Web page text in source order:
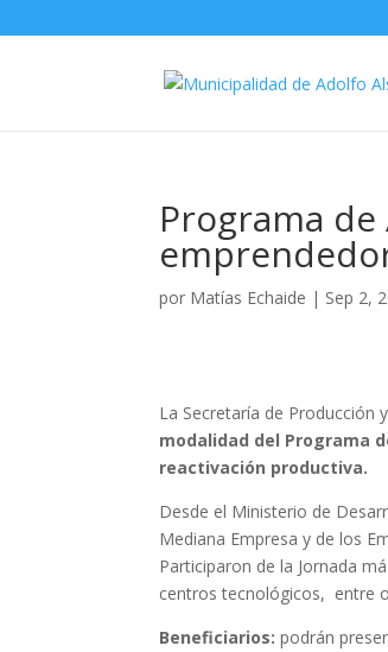
Programa
por Matías Echaide | Sep 2,
La Secretaría de Producción
modalidad del Programa
reactivación productiva.
Desde el Ministerio de
Mediana Empresa y de los
Participaron de la Jornada
centros tecnológicos, entre
Beneficiarios:podrán